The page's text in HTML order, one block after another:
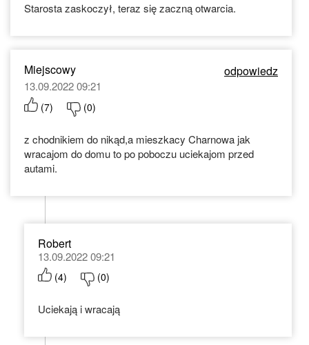
Starosta zaskoczył, teraz się zaczną otwarcia.
Miejscowy odpowiedz
13.09.2022 09:21
(7) (0)
z chodnikiem do nikąd,a mieszkacy Charnowa jak
wracajom do domu to po poboczu uciekajom przed
autami.
Robert
13.09.2022 09:21
(4) (0)
Uciekają i wracają